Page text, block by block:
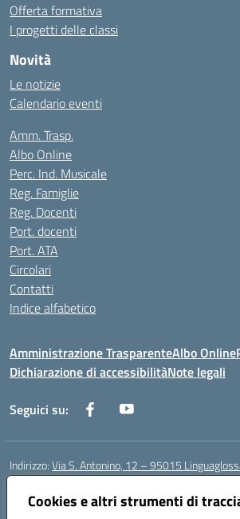
Cookies e altri strumenti di
Offerta formativa
I progetti delle classi
Novità
Le notizie
Calendario eventi
Amm. Trasp.
Albo Online
Perc. Ind. Musicale
Reg. Famiglie
Reg. Docenti
Port. docenti
Port. ATA
Circolari
Contatti
Indice alfabetico
Amministrazione TrasparenteAlbo Online
Dichiarazione di accessibilitàNote legali
Seguici su:
Indirizzo:Via S. Antonino, 12 – 95015
Centralino:
Posta elettronica certificata (PEC):